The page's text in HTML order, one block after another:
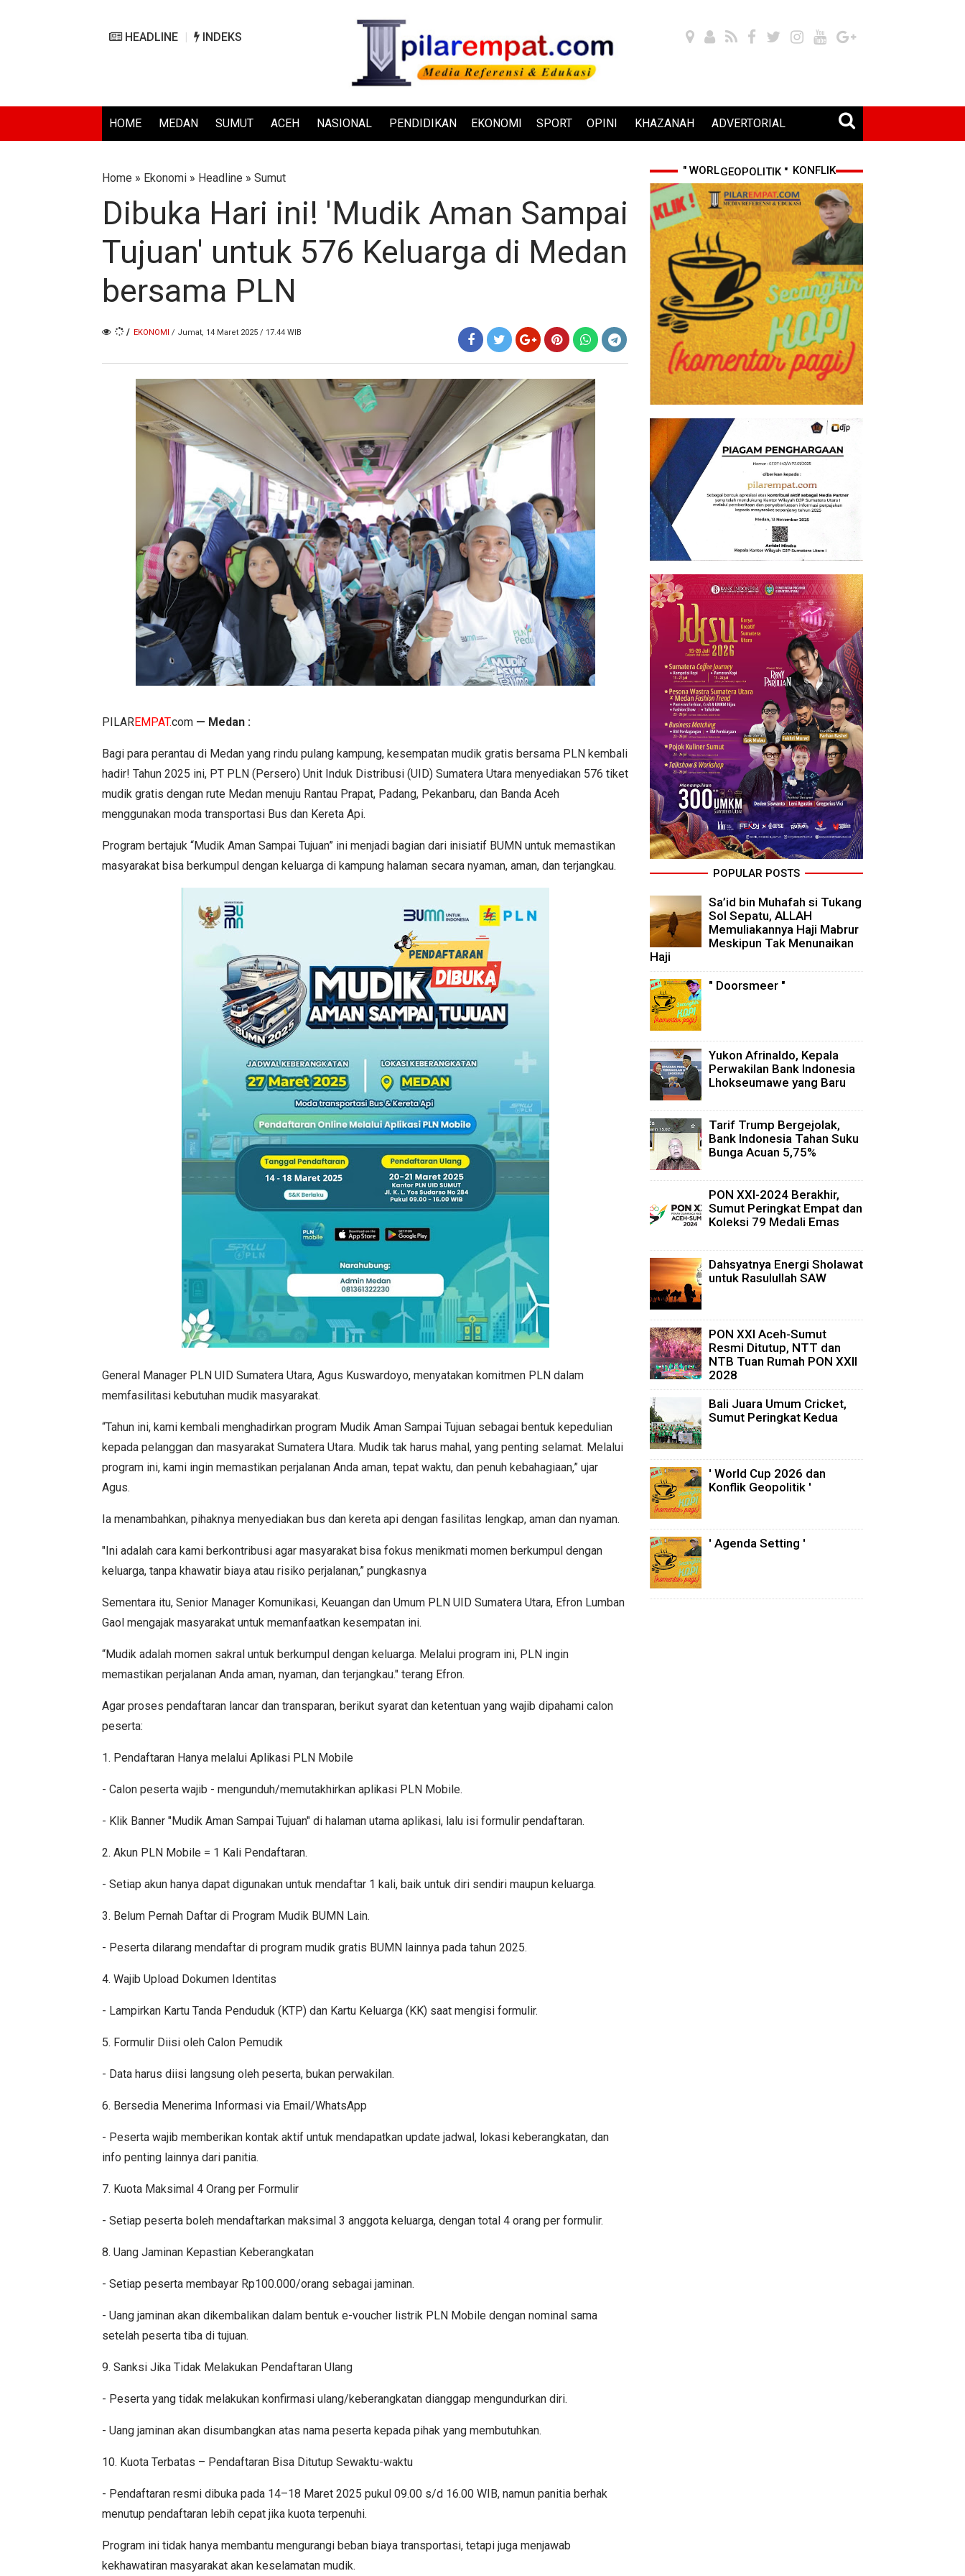
HEADLINE INDEKS
HOME MEDAN SUMUT ACEH NASIONAL PENDIDIKAN EKONOMI SPORT OPINI KHAZANAH ADVERTORIAL
Home » Ekonomi » Headline » Sumut
Dibuka Hari ini! 'Mudik Aman Sampai
Tujuan' untuk 576 Keluarga di Medan
bersama PLN
/ EKONOMI / Jumat, 14 Maret 2025 / 17.44 WIB
PILAREMPAT.com — Medan :
Bagi para perantau di Medan yang rindu pulang kampung, kesempatan mudik gratis bersama PLN kembali
hadir! Tahun 2025 ini, PT PLN (Persero) Unit Induk Distribusi (UID) Sumatera Utara menyediakan 576 tiket
mudik gratis dengan rute Medan menuju Rantau Prapat, Padang, Pekanbaru, dan Banda Aceh
menggunakan moda transportasi Bus dan Kereta Api.
Program bertajuk “Mudik Aman Sampai Tujuan” ini menjadi bagian dari inisiatif BUMN untuk memastikan
masyarakat bisa berkumpul dengan keluarga di kampung halaman secara nyaman, aman, dan terjangkau.
General Manager PLN UID Sumatera Utara, Agus Kuswardoyo, menyatakan komitmen PLN dalam
memfasilitasi kebutuhan mudik masyarakat.
“Tahun ini, kami kembali menghadirkan program Mudik Aman Sampai Tujuan sebagai bentuk kepedulian
kepada pelanggan dan masyarakat Sumatera Utara. Mudik tak harus mahal, yang penting selamat. Melalui
program ini, kami ingin memastikan perjalanan Anda aman, tepat waktu, dan penuh kebahagiaan,” ujar
Agus.
Ia menambahkan, pihaknya menyediakan bus dan kereta api dengan fasilitas lengkap, aman dan nyaman.
"Ini adalah cara kami berkontribusi agar masyarakat bisa fokus menikmati momen berkumpul dengan
keluarga, tanpa khawatir biaya atau risiko perjalanan,” pungkasnya
Sementara itu, Senior Manager Komunikasi, Keuangan dan Umum PLN UID Sumatera Utara, Efron Lumban
Gaol mengajak masyarakat untuk memanfaatkan kesempatan ini.
“Mudik adalah momen sakral untuk berkumpul dengan keluarga. Melalui program ini, PLN ingin
memastikan perjalanan Anda aman, nyaman, dan terjangkau." terang Efron.
Agar proses pendaftaran lancar dan transparan, berikut syarat dan ketentuan yang wajib dipahami calon
peserta:
1. Pendaftaran Hanya melalui Aplikasi PLN Mobile
- Calon peserta wajib - mengunduh/memutakhirkan aplikasi PLN Mobile.
- Klik Banner "Mudik Aman Sampai Tujuan" di halaman utama aplikasi, lalu isi formulir pendaftaran.
2. Akun PLN Mobile = 1 Kali Pendaftaran.
- Setiap akun hanya dapat digunakan untuk mendaftar 1 kali, baik untuk diri sendiri maupun keluarga.
3. Belum Pernah Daftar di Program Mudik BUMN Lain.
- Peserta dilarang mendaftar di program mudik gratis BUMN lainnya pada tahun 2025.
4. Wajib Upload Dokumen Identitas
- Lampirkan Kartu Tanda Penduduk (KTP) dan Kartu Keluarga (KK) saat mengisi formulir.
5. Formulir Diisi oleh Calon Pemudik
- Data harus diisi langsung oleh peserta, bukan perwakilan.
6. Bersedia Menerima Informasi via Email/WhatsApp
- Peserta wajib memberikan kontak aktif untuk mendapatkan update jadwal, lokasi keberangkatan, dan
info penting lainnya dari panitia.
7. Kuota Maksimal 4 Orang per Formulir
- Setiap peserta boleh mendaftarkan maksimal 3 anggota keluarga, dengan total 4 orang per formulir.
8. Uang Jaminan Kepastian Keberangkatan
- Setiap peserta membayar Rp100.000/orang sebagai jaminan.
- Uang jaminan akan dikembalikan dalam bentuk e-voucher listrik PLN Mobile dengan nominal sama
setelah peserta tiba di tujuan.
9. Sanksi Jika Tidak Melakukan Pendaftaran Ulang
- Peserta yang tidak melakukan konfirmasi ulang/keberangkatan dianggap mengundurkan diri.
- Uang jaminan akan disumbangkan atas nama peserta kepada pihak yang membutuhkan.
10. Kuota Terbatas – Pendaftaran Bisa Ditutup Sewaktu-waktu
- Pendaftaran resmi dibuka pada 14–18 Maret 2025 pukul 09.00 s/d 16.00 WIB, namun panitia berhak
menutup pendaftaran lebih cepat jika kuota terpenuhi.
Program ini tidak hanya membantu mengurangi beban biaya transportasi, tetapi juga menjawab
kekhawatiran masyarakat akan keselamatan mudik.
" WORLD CUP 2026 & KONFLIK GEOPOLITIK "
POPULAR POSTS
Sa’id bin Muhafah si Tukang
Sol Sepatu, ALLAH
Memuliakannya Haji Mabrur
Meskipun Tak Menunaikan
Haji
" Doorsmeer "
Yukon Afrinaldo, Kepala
Perwakilan Bank Indonesia
Lhokseumawe yang Baru
Tarif Trump Bergejolak,
Bank Indonesia Tahan Suku
Bunga Acuan 5,75%
PON XXI-2024 Berakhir,
Sumut Peringkat Empat dan
Koleksi 79 Medali Emas
Dahsyatnya Energi Sholawat
untuk Rasulullah SAW
PON XXI Aceh-Sumut
Resmi Ditutup, NTT dan
NTB Tuan Rumah PON XXII
2028
Bali Juara Umum Cricket,
Sumut Peringkat Kedua
' World Cup 2026 dan
Konflik Geopolitik '
' Agenda Setting '